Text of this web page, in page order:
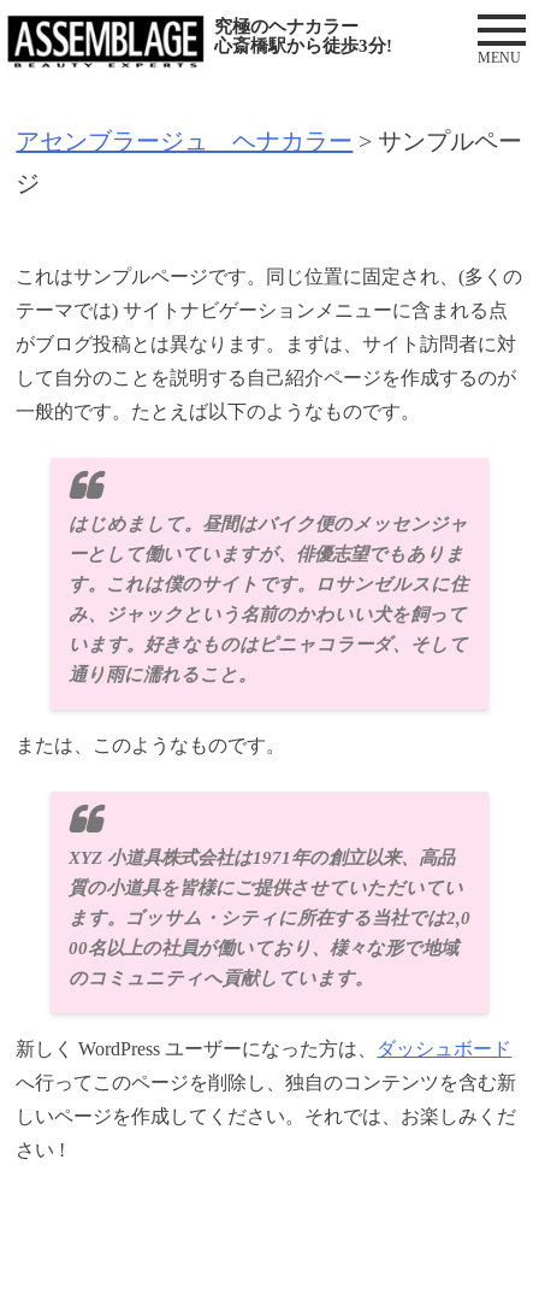
S
k
究極のヘナカラー
心斎橋駅から徒歩3分!
アセンブラージュ ヘナカラー > サンプルペー
ジ
これはサンプルページです。同じ位置に固定され、(多くの
テーマでは) サイトナビゲーションメニューに含まれる点
がブログ投稿とは異なります。まずは、サイト訪問者に対
して自分のことを説明する自己紹介ページを作成するのが
一般的です。たとえば以下のようなものです。
はじめまして。昼間はバイク便のメッセンジャ
ーとして働いていますが、俳優志望でもありま
す。これは僕のサイトです。ロサンゼルスに住
み、ジャックという名前のかわいい犬を飼って
います。好きなものはピニャコラーダ、そして
通り雨に濡れること。
または、このようなものです。
XYZ 小道具株式会社は1971年の創立以来、高品
質の小道具を皆様にご提供させていただいてい
ます。ゴッサム・シティに所在する当社では2,0
00名以上の社員が働いており、様々な形で地域
のコミュニティへ貢献しています。
新しく WordPress ユーザーになった方は、 ダッシュボード
へ行ってこのページを削除し、独自のコンテンツを含む新
しいページを作成してください。それでは、お楽しみくだ
さい !